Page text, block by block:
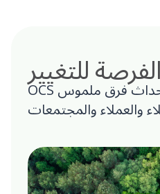
للتغيير
OCS في موقع يمكنه من إحداث فرق ملموس